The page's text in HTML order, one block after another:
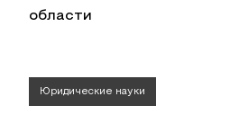
области
Юридические науки